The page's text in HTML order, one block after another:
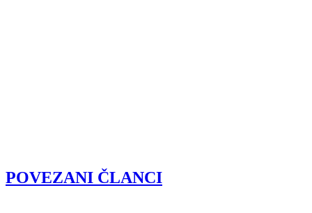
POVEZANI ČLANCI